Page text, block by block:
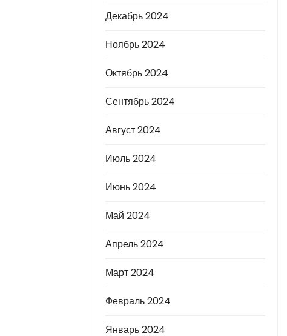
Декабрь 2024
Ноябрь 2024
Октябрь 2024
Сентябрь 2024
Август 2024
Июль 2024
Июнь 2024
Май 2024
Апрель 2024
Март 2024
Февраль 2024
Январь 2024